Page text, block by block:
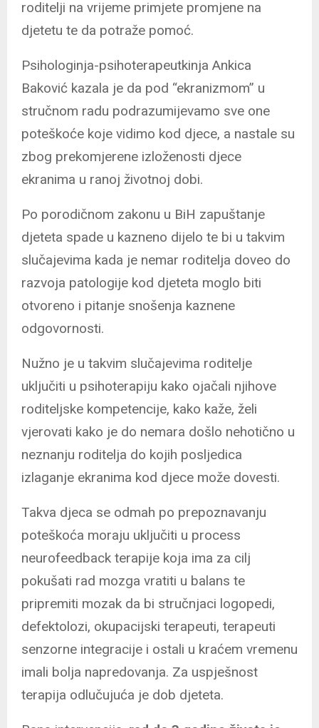
roditelji na vrijeme primjete promjene na
djetetu te da potraže pomoć.
Psihologinja-psihoterapeutkinja Ankica
Baković kazala je da pod “ekranizmom” u
stručnom radu podrazumijevamo sve one
poteškoće koje vidimo kod djece, a nastale su
zbog prekomjerene izloženosti djece
ekranima u ranoj životnoj dobi.
Po porodičnom zakonu u BiH zapuštanje
djeteta spade u kazneno dijelo te bi u takvim
slučajevima kada je nemar roditelja doveo do
razvoja patologije kod djeteta moglo biti
otvoreno i pitanje snošenja kaznene
odgovornosti.
Nužno je u takvim slučajevima roditelje
uključiti u psihoterapiju kako ojačali njihove
roditeljske kompetencije, kako kaže, želi
vjerovati kako je do nemara došlo nehotično u
neznanju roditelja do kojih posljedica
izlaganje ekranima kod djece može dovesti.
Takva djeca se odmah po prepoznavanju
poteškoća moraju uključiti u process
neurofeedback terapije koja ima za cilj
pokušati rad mozga vratiti u balans te
pripremiti mozak da bi stručnjaci logopedi,
defektolozi, okupacijski terapeuti, terapeuti
senzorne integracije i ostali u kraćem vremenu
imali bolja napredovanja. Za uspješnost
terapija odlučujuća je dob djeteta.